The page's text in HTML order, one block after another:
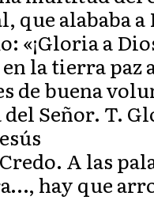
que alababa a
«¡Gloria a
la tierra paz
de buena
del Señor. T.
A las
hay que